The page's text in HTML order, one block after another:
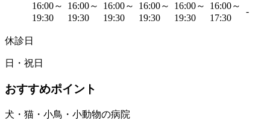
16:00～
19:30
16:00～
19:30
16:00～
19:30
16:00～
19:30
16:00～
19:30
16:00～
17:30
-
休診日
日・祝日
おすすめポイント
犬・猫・小鳥・小動物の病院